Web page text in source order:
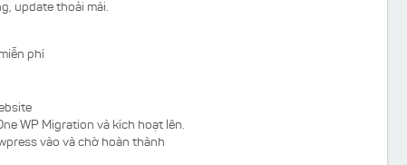
update thoải mái.
phí
WP Migration và kích hoạt lên.
vào và chờ hoàn thành